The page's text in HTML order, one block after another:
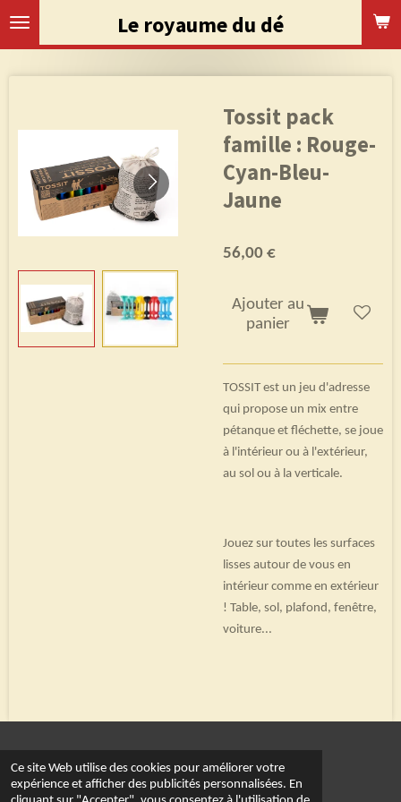
Ce site Web utilise des cookies pour améliorer votre
expérience et afficher des publicités personnalisées. En
Passer
Le royaume du dé
Tossit pack
famille : Rouge-
Cyan-Bleu-
Jaune
56,00 €
Ajouter au
panier
TOSSIT est un jeu d'adresse
qui propose un mix entre
pétanque et fléchette, se joue
à l'intérieur ou à l'extérieur,
au sol ou à la verticale.
Jouez sur toutes les surfaces
lisses autour de vous en
intérieur comme en extérieur
! Table, sol, plafond, fenêtre,
voiture...
Propulsé par Webador